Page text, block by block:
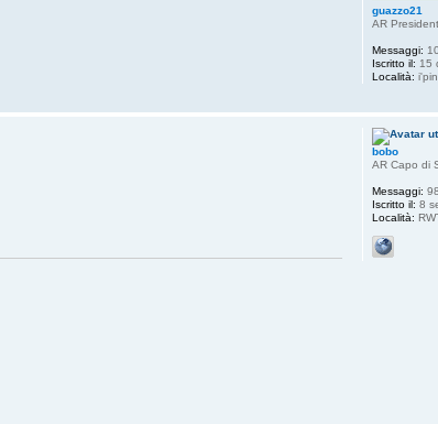
guazzo21
AR
Messaggi:
Iscritto il: 15
Località:
bobo
AR Capo di
Messaggi:
Iscritto il: 8
Località: